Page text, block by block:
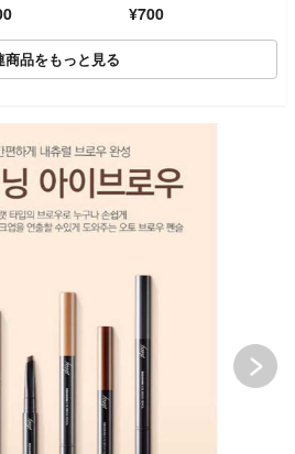
¥700
商品をもっと見る